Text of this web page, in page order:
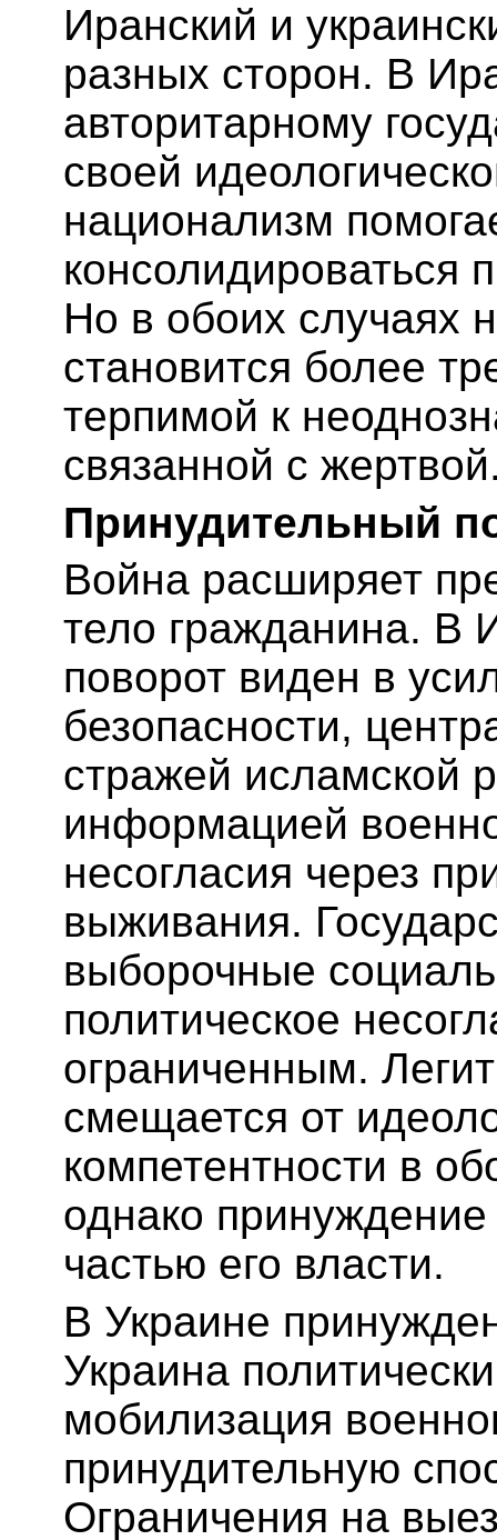
Иранский и
разных сторон. В
авторитарному
своей
национализм
консолидироваться
Но в обоих случаях
становится более
терпимой к
связанной с
Принудительный
Война расширяет
тело гражданина. В
поворот виден в
безопасности,
стражей исламской
информацией
несогласия через
выживания.
выборочные
политическое
ограниченным.
смещается от
компетентности в
однако
частью его власти.
В Украине
Украина
мобилизация
принудительную
Ограничения на